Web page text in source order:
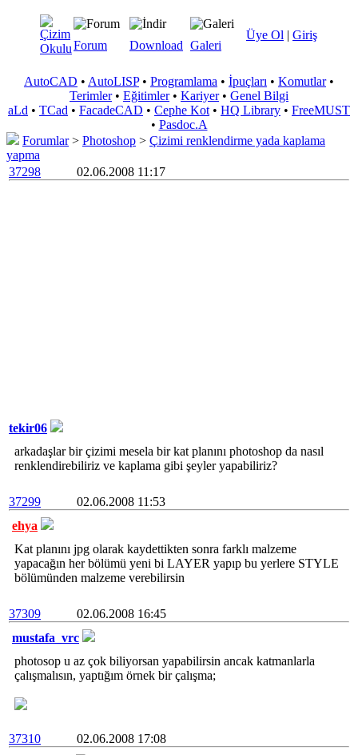
Üye Ol | Giriş
Forum Download Galeri
AutoCAD • AutoLISP• Programlama • İpuçları • Komutlar•
Terimler• Eğitimler• Kariyer• Genel Bilgi
aLd • TCad • FacadeCAD • Cephe Kot • HQ Library • FreeMUST
• Pasdoc.A
Forumlar> Photoshop > Çizimi renklendirme yada kaplama
yapma
37298
02.06.2008 11:17
tekir06
arkadaşlar bir çizimi mesela bir kat planını photoshop da nasıl
renklendirebiliriz ve kaplama gibi şeyler yapabiliriz?
37299
02.06.2008 11:53
ehya
Kat planını jpg olarak kaydettikten sonra farklı malzeme
yapacağın her bölümü yeni bi LAYER yapıp bu yerlere STYLE
bölümünden malzeme verebilirsin
37309
02.06.2008 16:45
mustafa_vrc
photosop u az çok biliyorsan yapabilirsin ancak katmanlarla
çalışmalısın, yaptığım örnek bir çalışma;
37310
02.06.2008 17:08